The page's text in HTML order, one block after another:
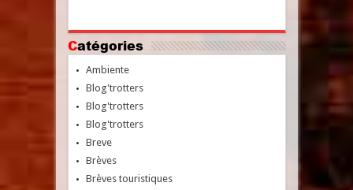
Catégories
Ambiente
Blog'trotters
Blog'trotters
Blog'trotters
Breve
Brèves
Brèves touristiques